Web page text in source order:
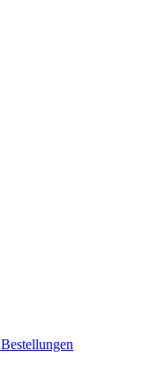
Bestellungen